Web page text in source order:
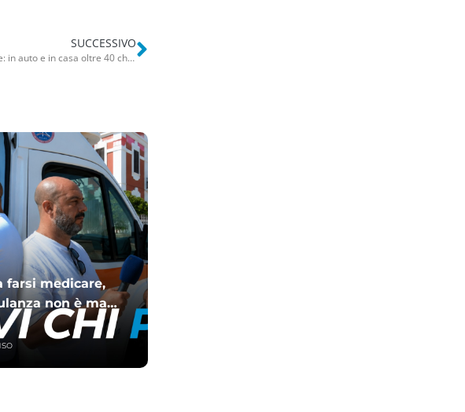
SUCCESSIVO
Bari, sfrecciano a folle velocità sulla statale: in auto e in casa oltre 40 chili di droga. Arrestati un uomo e due donne
farsi medicare,
non è mai
c’è da stare